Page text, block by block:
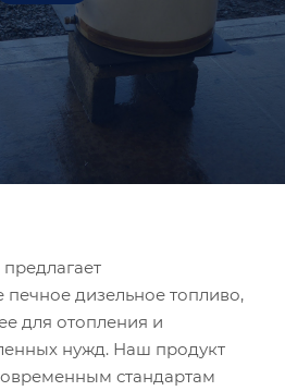
печное дизельное топливо,
для отопления и
нужд. Наш продукт
стандартам